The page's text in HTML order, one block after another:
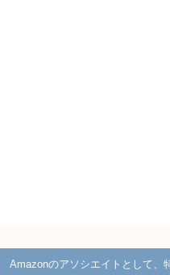
Amazonのアソシエイトとして、